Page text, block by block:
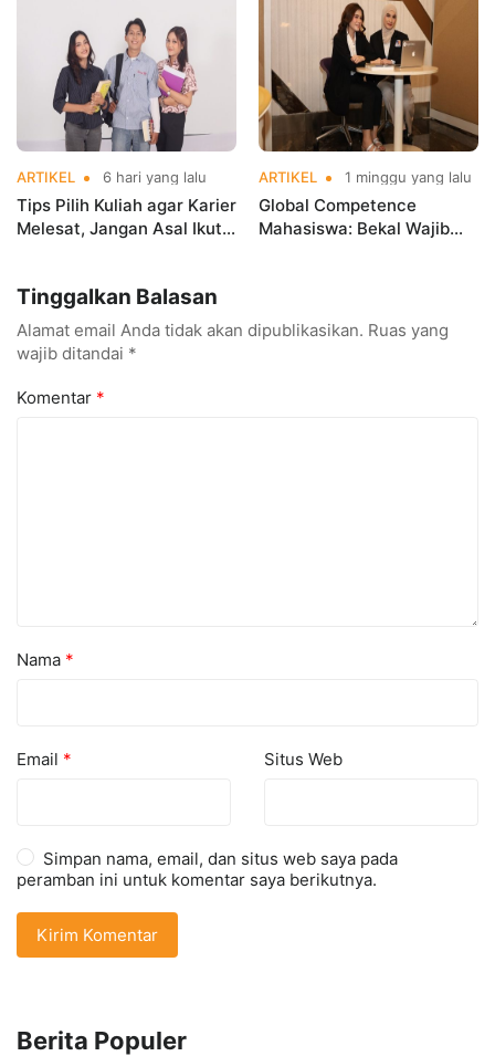
ARTIKEL 6 hari yang lalu
Tips Pilih Kuliah agar Karier
Melesat, Jangan Asal Ikut
ARTIKEL 1 minggu yang lalu
Global Competence
Mahasiswa: Bekal Wajib
Tinggalkan Balasan
Alamat email Anda tidak akan dipublikasikan. Ruas yang
wajib ditandai *
Komentar *
Nama *
Email * Situs Web
Simpan nama, email, dan situs web saya pada
peramban ini untuk komentar saya berikutnya.
Berita Populer